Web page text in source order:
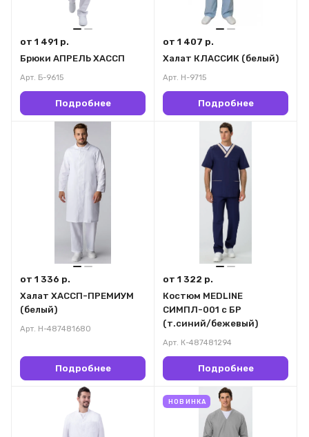
от 1 491 р.
Брюки АПРЕЛЬ ХАССП
Арт. Б-9615
Подробнее
от 1 407 р.
Халат КЛАССИК (белый)
Арт. Н-9715
Подробнее
от 1 336 р.
Халат ХАССП-ПРЕМИУМ
(белый)
Арт. Н-487481680
Подробнее
от 1 322 р.
Костюм MEDLINE
СИМПЛ-001 с БР
(т.синий/бежевый)
Арт. К-487481294
Подробнее
НОВИНКА